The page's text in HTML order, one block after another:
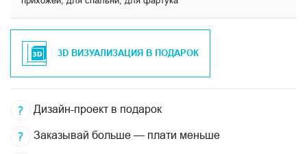
3D ВИЗУАЛИЗАЦИЯ В ПОДАРОК
Дизайн-проект в подарок
Заказывай больше — плати меньше